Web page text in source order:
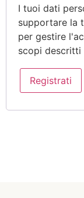
I tuoi dati
supportare la
per gestire
scopi descritti
Registrati